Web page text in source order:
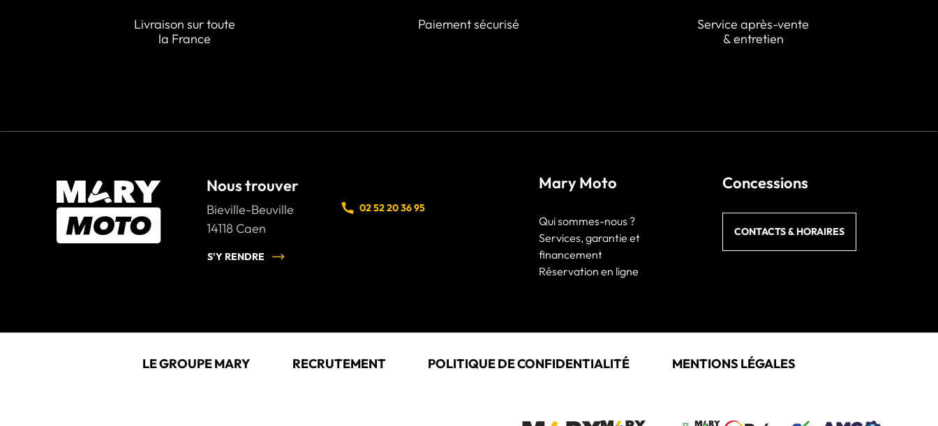
Livraison sur toute
la France
Paiement sécurisé
Service après-vente
& entretien
Nous trouver
Bieville-Beuville
14118 Caen
S'Y RENDRE
02 52 20 36 95
Mary Moto
Qui sommes-nous ?
Services, garantie et
financement
Réservation en ligne
Concessions
CONTACTS & HORAIRES
LE GROUPE MARY RECRUTEMENT POLITIQUE DE CONFIDENTIALITÉ MENTIONS LÉGALES